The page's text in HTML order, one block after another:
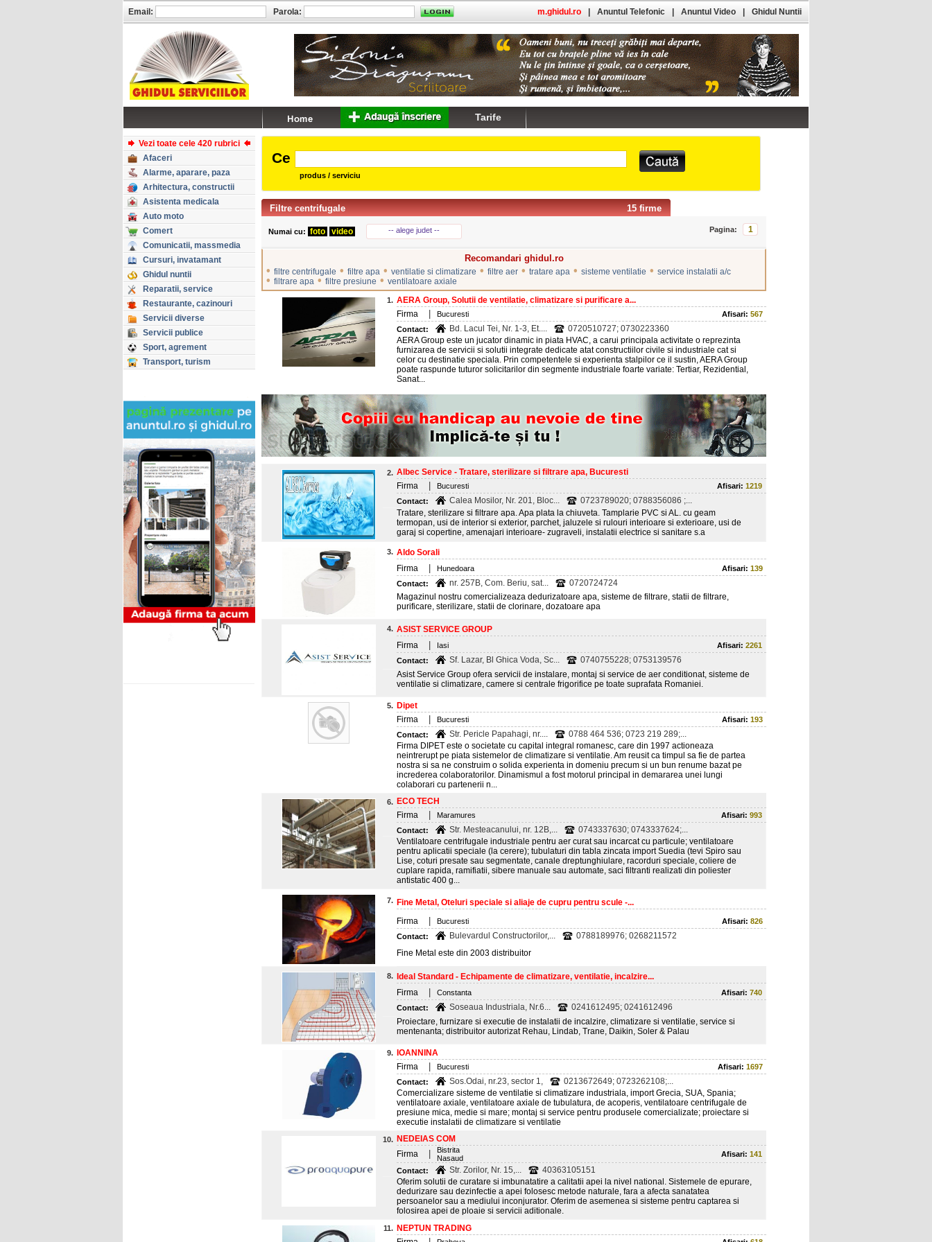
Vezi toate cele 420 rubrici
Afaceri
Alarme, aparare, paza
Arhitectura, constructii
Asistenta medicala
Auto moto
Comert
Comunicatii, massmedia
Cursuri, invatamant
Ghidul nuntii
Reparatii, service
Restaurante, cazinouri
Servicii diverse
Servicii publice
Sport, agrement
Transport, turism
Ce
produs / serviciu
15 firme
Filtre centrifugale
Numai cu: foto video -- alege judet -- Pagina: 1
Recomandari ghidul.ro
• filtre centrifugale • filtre apa • ventilatie si climatizare • filtre aer • tratare apa • sisteme ventilatie • service instalatii a/c
• filtrare apa • filtre presiune • ventilatoare axiale
1. AERA Group, Solutii de ventilatie, climatizare si purificare a...
Firma
Bucuresti Afisari: 567
Contact:
Bd. Lacul Tei, Nr. 1-3, Et....
0720510727; 0730223360
AERA Group este un jucator dinamic in piata HVAC, a carui principala activitate o reprezinta
furnizarea de servicii si solutii integrate dedicate atat constructiilor civile si industriale cat si
celor cu destinatie speciala. Prin competentele si experienta stalpilor ce il sustin, AERA Group
poate raspunde tuturor solicitarilor din segmente industriale foarte variate: Tertiar, Rezidential,
Sanat...
2. Albec Service - Tratare, sterilizare si filtrare apa, Bucuresti
Firma
Bucuresti Afisari: 1219
Contact:
Calea Mosilor, Nr. 201, Bloc...
0723789020; 0788356086 ;...
Tratare, sterilizare si filtrare apa. Apa plata la chiuveta. Tamplarie PVC si AL. cu geam
termopan, usi de interior si exterior, parchet, jaluzele si rulouri interioare si exterioare, usi de
garaj si copertine, amenajari interioare- zugraveli, instalatii electrice si sanitare s.a
3. Aldo Sorali
Firma
Hunedoara Afisari: 139
Contact:
nr. 257B, Com. Beriu, sat...
0720724724
Magazinul nostru comercializeaza dedurizatoare apa, sisteme de filtrare, statii de filtrare,
purificare, sterilizare, statii de clorinare, dozatoare apa
4. ASIST SERVICE GROUP
Firma
Iasi Afisari: 2261
Contact:
Sf. Lazar, Bl Ghica Voda, Sc...
0740755228; 0753139576
Asist Service Group ofera servicii de instalare, montaj si service de aer conditionat, sisteme de
ventilatie si climatizare, camere si centrale frigorifice pe toate suprafata Romaniei.
5. Dipet
Firma
Bucuresti Afisari: 193
Contact:
Str. Pericle Papahagi, nr....
0788 464 536; 0723 219 289;...
Firma DIPET este o societate cu capital integral romanesc, care din 1997 actioneaza
neintrerupt pe piata sistemelor de climatizare si ventilatie. Am reusit ca timpul sa fie de partea
nostra si sa ne construim o solida experienta in domeniu precum si un bun renume bazat pe
increderea colaboratorilor. Dinamismul a fost motorul principal in demararea unei lungi
colaborari cu partenerii n...
6. ECO TECH
Firma
Maramures Afisari: 993
Contact:
Str. Mesteacanului, nr. 12B,...
0743337630; 0743337624;...
Ventilatoare centrifugale industriale pentru aer curat sau incarcat cu particule; ventilatoare
pentru aplicatii speciale (la cerere); tubulaturi din tabla zincata import Suedia (tevi Spiro sau
Lise, coturi presate sau segmentate, canale dreptunghiulare, racorduri speciale, coliere de
cuplare rapida, ramifiatii, sibere manuale sau automate, saci filtranti realizati din poliester
antistatic 400 g...
7. Fine Metal, Oteluri speciale si aliaje de cupru pentru scule -...
Firma
Bucuresti Afisari: 826
Contact:
Bulevardul Constructorilor,...
0788189976; 0268211572
Fine Metal este din 2003 distribuitor
8.
Ideal Standard - Echipamente de climatizare, ventilatie, incalzire...
Firma
Constanta Afisari: 740
Contact:
Soseaua Industriala, Nr.6...
0241612495; 0241612496
Proiectare, furnizare si executie de instalatii de incalzire, climatizare si ventilatie, service si
mentenanta; distribuitor autorizat Rehau, Lindab, Trane, Daikin, Soler & Palau
9.
IOANNINA
Firma
Bucuresti Afisari: 1697
Contact:
Sos.Odai, nr.23, sector 1,
0213672649; 0723262108;...
Comercializare sisteme de ventilatie si climatizare industriala, import Grecia, SUA, Spania;
ventilatoare axiale, ventilatoare axiale de tubulatura, de acoperis, ventilatoare centrifugale de
presiune mica, medie si mare; montaj si service pentru produsele comercializate; proiectare si
executie instalatii de climatizare si ventilatie
10. NEDEIAS COM
Firma
Bistrita
Nasaud
Afisari: 141
Contact:
Str. Zorilor, Nr. 15,...
40363105151
Oferim solutii de curatare si imbunatatire a calitatii apei la nivel national. Sistemele de epurare,
dedurizare sau dezinfectie a apei folosesc metode naturale, fara a afecta sanatatea
persoanelor sau a mediului inconjurator. Oferim de asemenea si sisteme pentru captarea si
folosirea apei de ploaie si servicii aditionale.
11. NEPTUN TRADING
Email: Parola: m.ghidul.ro Anuntul Telefonic Anuntul Video Ghidul Nuntii
Tarife